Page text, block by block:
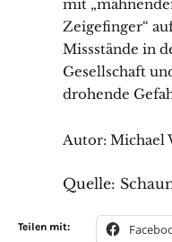
mit
Zeigefinger“
Missstände in
Gesellschaft
drohende
Autor: Michael
Quelle:
Teilen mit: